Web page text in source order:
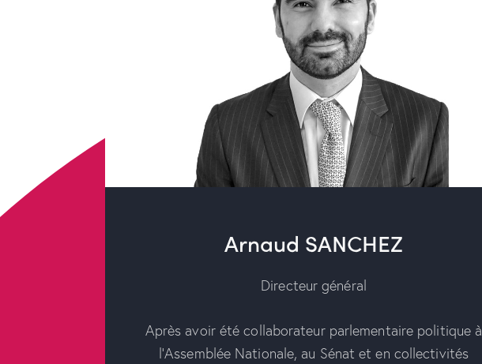
Arnaud SANCHEZ
Directeur général
Après avoir été collaborateur parlementaire politique à
l’Assemblée Nationale, au Sénat et en collectivités